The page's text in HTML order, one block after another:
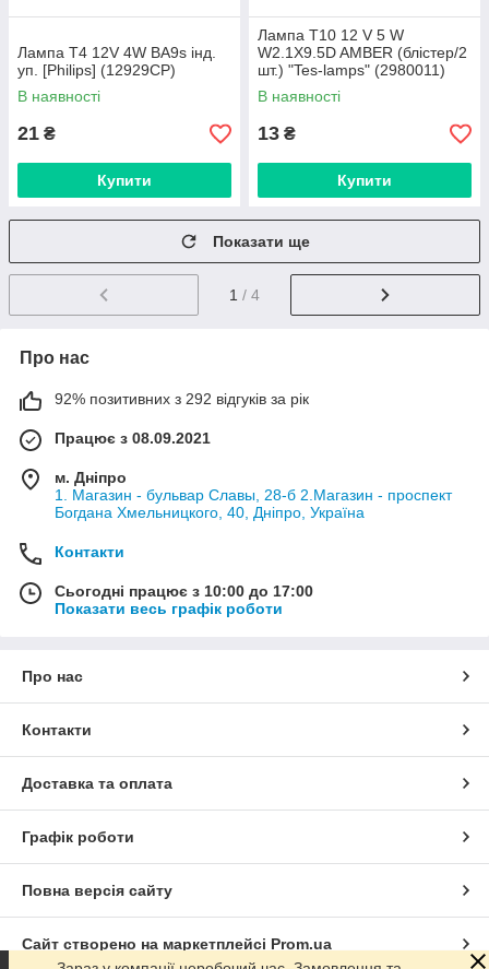
Лампа T4 12V 4W BA9s інд.
уп. [Philips] (12929CP)
В наявності
21 ₴
Купити
Лампа T10 12 V 5 W
W2.1X9.5D AMBER (блістер/2
шт.) "Tes-lamps" (2980011)
В наявності
13 ₴
Купити
Показати ще
1 / 4
Про нас
92% позитивних з 292 відгуків за рік
Працює з 08.09.2021
м. Дніпро
1. Магазин - бульвар Славы, 28-б 2.Магазин - проспект
Богдана Хмельницкого, 40, Дніпро, Україна
Контакти
Сьогодні працює з 10:00 до 17:00
Показати весь графік роботи
Про нас
Контакти
Доставка та оплата
Графік роботи
Повна версія сайту
Сайт створено на маркетплейсі Prom.ua